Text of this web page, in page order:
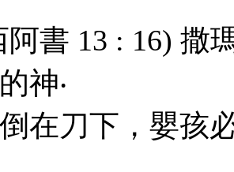
阿書 13 : 16) 撒
神‧
在刀下，嬰孩